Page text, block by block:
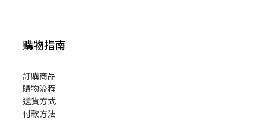
購物指南
訂購商品
購物流程
送貨方式
付款方法